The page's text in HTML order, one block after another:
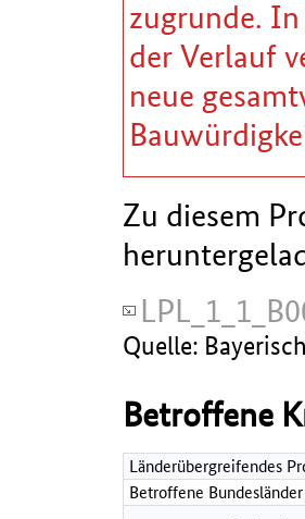
zugrunde.
der Verlauf
neue
Zu diesem
Quelle:
Betroffene
Länderübergreifendes
Betroffene Bundesländer